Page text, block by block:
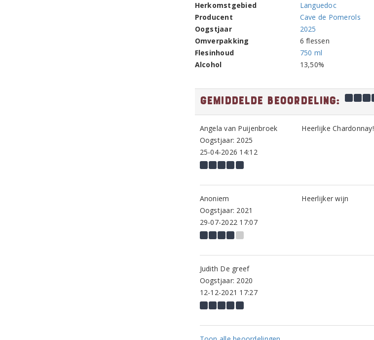
Herkomstgebied
Languedoc
Producent
Cave de Pomerols
Oogstjaar
2025
Omverpakking
6 flessen
Flesinhoud
750 ml
Alcohol
13,50%
Gemiddelde beoordeling:
Angela van Puijenbroek
Oogstjaar: 2025
25-04-2026 14:12
Heerlijke Chardonnay!
Anoniem
Oogstjaar: 2021
29-07-2022 17:07
Heerlijker wijn
Judith De greef
Oogstjaar: 2020
12-12-2021 17:27